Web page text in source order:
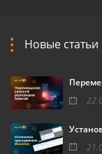
Новые статьи